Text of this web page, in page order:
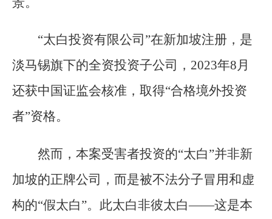
“太白投资有限公司”在新加坡注册，是
淡马锡旗下的全资投资子公司，2023年8月
还获中国证监会核准，取得“合格境外投资
者”资格。
然而，本案受害者投资的“太白”并非新
加坡的正牌公司，而是被不法分子冒用和虚
构的“假太白”。此太白非彼太白——这是本